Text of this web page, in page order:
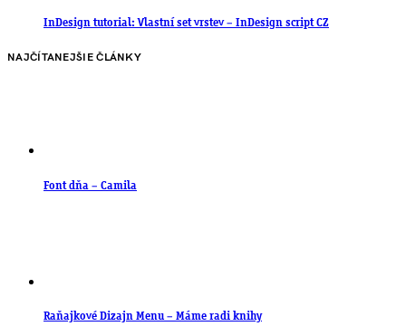
InDesign tutorial: Vlastní set vrstev – InDesign script CZ
NAJČÍTANEJŠIE ČLÁNKY
Font dňa – Camila
Raňajkové Dizajn Menu – Máme radi knihy